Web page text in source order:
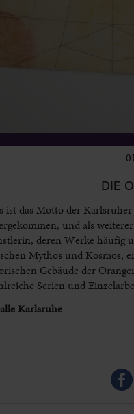
DIE
ist das Motto der
und als
deren Werke
Mythos und Kosmos,
Gebäude der
Serien und
Karlsruhe